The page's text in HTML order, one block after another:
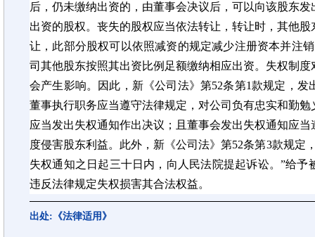
后，仍未缴纳出资的，由董事会决议后，可以向该股东
出资的股权。丧失的股权应当依法转让，转让时，其他
让，此部分股权可以依照减资的规定减少注册资本并注
司其他股东按照其出资比例足额缴纳相应出资。失权制
会产生影响。因此，新《公司法》第52条第1款规定，
董事执行职务应当遵守法律规定，对公司负有忠实和勤
应当发出失权通知作出决议；且董事会发出失权通知应
度侵害股东利益。此外，新《公司法》第52条第3款规定
失权通知之日起三十日内，向人民法院提起诉讼。”给
违反法律规定失权损害其合法权益。
出处:《法律适用》